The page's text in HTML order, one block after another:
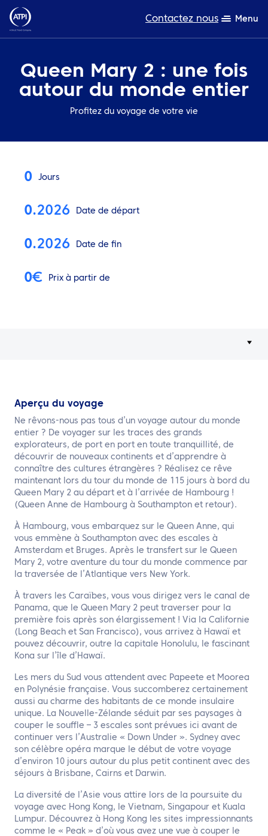
Contactez nous Menu
L’expertise
Ressources
Développement durable
TravelHub Login
Queen Mary 2 : une fois
autour du monde entier
Profitez du voyage de votre vie
0 Jours
0.2026 Date de départ
0.2026 Date de fin
0€ Prix à partir de
Aperçu du voyage
Ne rêvons-nous pas tous d’un voyage autour du monde
entier ? De voyager sur les traces des grands
explorateurs, de port en port en toute tranquillité, de
découvrir de nouveaux continents et d’apprendre à
connaître des cultures étrangères ? Réalisez ce rêve
maintenant lors du tour du monde de 115 jours à bord du
Queen Mary 2 au départ et à l’arrivée de Hambourg !
(Queen Anne de Hambourg à Southampton et retour).
À Hambourg, vous embarquez sur le Queen Anne, qui
vous emmène à Southampton avec des escales à
Amsterdam et Bruges. Après le transfert sur le Queen
Mary 2, votre aventure du tour du monde commence par
la traversée de l’Atlantique vers New York.
À travers les Caraïbes, vous vous dirigez vers le canal de
Panama, que le Queen Mary 2 peut traverser pour la
première fois après son élargissement ! Via la Californie
(Long Beach et San Francisco), vous arrivez à Hawaï et
pouvez découvrir, outre la capitale Honolulu, le fascinant
Kona sur l’île d’Hawaï.
Les mers du Sud vous attendent avec Papeete et Moorea
en Polynésie française. Vous succomberez certainement
aussi au charme des habitants de ce monde insulaire
unique. La Nouvelle-Zélande séduit par ses paysages à
couper le souffle – 3 escales sont prévues ici avant de
continuer vers l’Australie « Down Under ». Sydney avec
son célèbre opéra marque le début de votre voyage
d’environ 10 jours autour du plus petit continent avec des
séjours à Brisbane, Cairns et Darwin.
La diversité de l’Asie vous attire lors de la poursuite du
voyage avec Hong Kong, le Vietnam, Singapour et Kuala
Lumpur. Découvrez à Hong Kong les sites impressionnants
comme le « Peak » d’où vous avez une vue à couper le